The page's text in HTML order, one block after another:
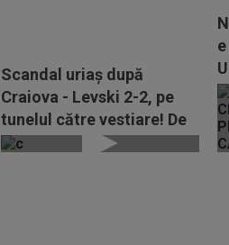
Scandal uriaș după
Craiova - Levski 2-2, pe
tunelul către vestiare! De
la ce a plecat...